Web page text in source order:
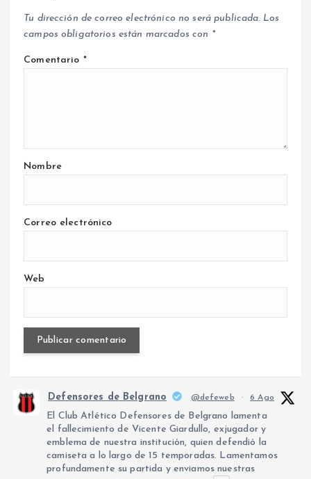
Tu dirección de correo electrónico no será publicada. Los
campos obligatorios están marcados con *
Comentario *
Nombre
Correo electrónico
Web
Defensores de Belgrano @defeweb · 6 Ago
El Club Atlético Defensores de Belgrano lamenta
el fallecimiento de Vicente Giardullo, exjugador y
emblema de nuestra institución, quien defendió la
camiseta a lo largo de 15 temporadas. Lamentamos
profundamente su partida y enviamos nuestras